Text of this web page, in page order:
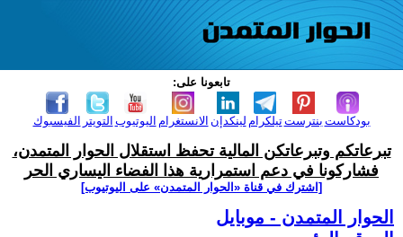
تابعونا على:
الفيسبوك التويتر اليوتيوب الانستغرام لينكدإن تيلكرامبنترست بودكاست
تبرعاتكم وتبرعاتكن المالية تحفظ استقلال الحوار المتمدن،
فشاركونا في دعم استمرارية هذا الفضاء اليساري الحر
[اشترك في قناة ‫«الحوار المتمدن» على اليوتيوب]
الحوار المتمدن - موبايل